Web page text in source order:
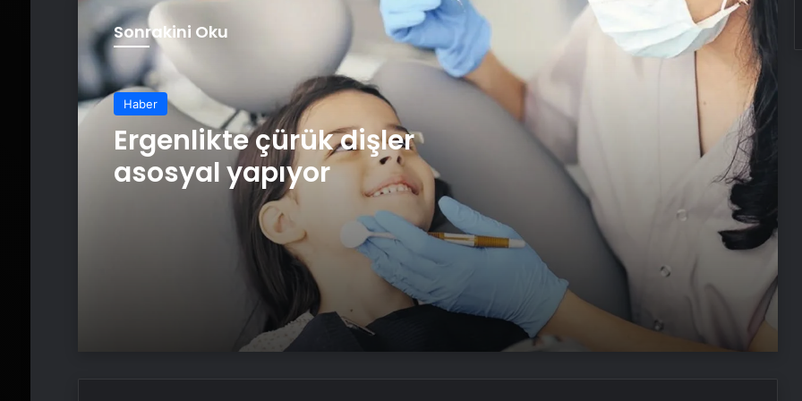
Sonrakini Oku
Haber
Ergenlikte çürük dişler
asosyal yapıyor
Kadınlar, 8 Mart’ta Doğu Türkistan
Makyajınızı sakın böyle
temizlemeyin! Bugüne kadar doğru
bilinen yanlış temizleme yöntemi
pahalıya mal oluyor
Dopamin seviyesini artırmaya
yarayan en etkili 6 yöntem
Felsefeci ve Simgebilimci Göktuğ
Halis, Eden Bahçesi-Cennet
söylencesini değerlendiriyor
Kişisel bakımda ihmal edilmemesi